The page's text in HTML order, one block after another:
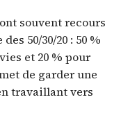
souvent recours
50/30/20 : 50 %
et 20 % pour
de garder une
travaillant vers